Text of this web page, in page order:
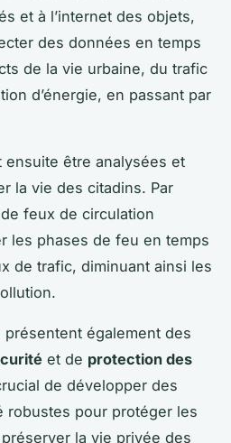
et à l’internet des objets,
des données en temps
de la vie urbaine, du trafic
d’énergie, en passant par
être analysées et
la vie des citadins. Par
feux de circulation
les phases de feu en temps
de trafic, diminuant ainsi les
également des
et de protection des
de développer des
robustes pour protéger les
la vie privée des